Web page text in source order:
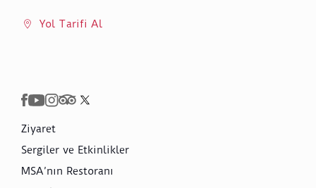
Yol Tarifi Al
Ziyaret
Sergiler ve Etkinlikler
MSA’nın Restoranı